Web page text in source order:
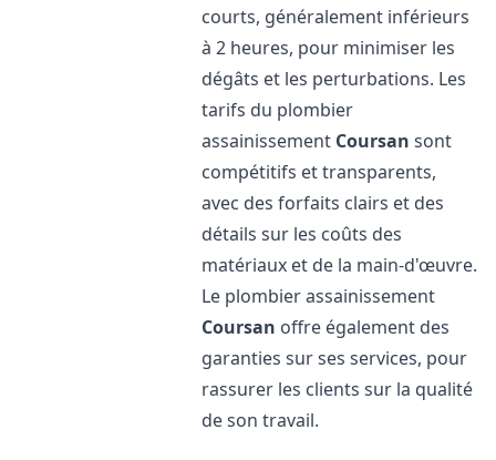
courts, généralement inférieurs
à 2 heures, pour minimiser les
dégâts et les perturbations. Les
tarifs du plombier
assainissement Coursan sont
compétitifs et transparents,
avec des forfaits clairs et des
détails sur les coûts des
matériaux et de la main-d'œuvre.
Le plombier assainissement
Coursan offre également des
garanties sur ses services, pour
rassurer les clients sur la qualité
de son travail.